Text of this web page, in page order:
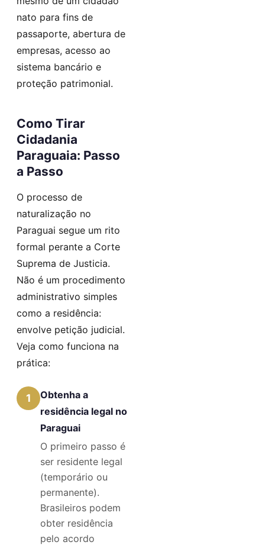
nato para fins de
passaporte, abertura de
empresas, acesso ao
sistema bancário e
proteção patrimonial.
Como Tirar
Cidadania
Paraguaia: Passo
a Passo
O processo de
naturalização no
Paraguai segue um rito
formal perante a Corte
Suprema de Justicia.
Não é um procedimento
administrativo simples
como a residência:
envolve petição judicial.
Veja como funciona na
prática:
1
Obtenha a
residência legal no
Paraguai
O primeiro passo é
ser residente legal
(temporário ou
permanente).
Brasileiros podem
obter residência
pelo acordo